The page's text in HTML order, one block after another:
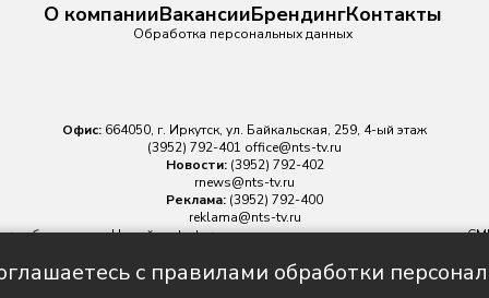
с правилами обработки
О компанииВакансииБрендингКонтакты
Обработка персональных данных
Офис: 664050, г. Иркутск, ул. Байкальская, 259, 4-ый этаж
(3952) 792-401 office@nts-tv.ru
Новости: (3952) 792-402
rnews@nts-tv.ru
Реклама: (3952) 792-400
reklama@nts-tv.ru
обязательна. На сайте nts-tv.ru размещаются в том числе материалы
Главный редактор ИА "НТС" Иштулкин Евгений Александрович16+